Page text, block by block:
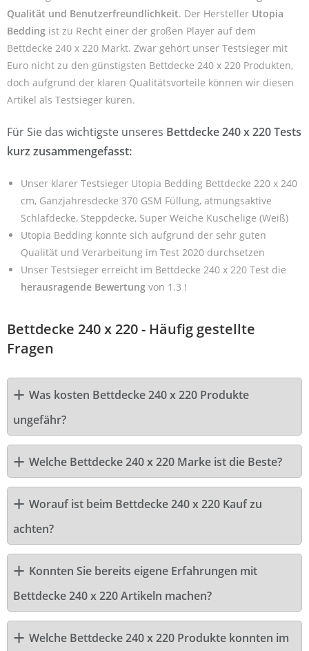
Qualität und Benutzerfreundlichkeit. Der Hersteller Utopia
Bedding ist zu Recht einer der großen Player auf dem
Bettdecke 240 x 220 Markt. Zwar gehört unser Testsieger mit
Euro nicht zu den günstigsten Bettdecke 240 x 220 Produkten,
doch aufgrund der klaren Qualitätsvorteile können wir diesen
Artikel als Testsieger küren.
Für Sie das wichtigste unseres Bettdecke 240 x 220 Tests
kurz zusammengefasst:
Unser klarer Testsieger Utopia Bedding Bettdecke 220 x 240
cm, Ganzjahresdecke 370 GSM Füllung, atmungsaktive
Schlafdecke, Steppdecke, Super Weiche Kuschelige (Weiß)
Utopia Bedding konnte sich aufgrund der sehr guten
Qualität und Verarbeitung im Test 2020 durchsetzen
Unser Testsieger erreicht im Bettdecke 240 x 220 Test die
herausragende Bewertung von 1.3 !
Bettdecke 240 x 220 - Häufig gestellte
Fragen
Was kosten Bettdecke 240 x 220 Produkte
ungefähr?
Welche Bettdecke 240 x 220 Marke ist die Beste?
Worauf ist beim Bettdecke 240 x 220 Kauf zu
achten?
Konnten Sie bereits eigene Erfahrungen mit
Bettdecke 240 x 220 Artikeln machen?
Welche Bettdecke 240 x 220 Produkte konnten im